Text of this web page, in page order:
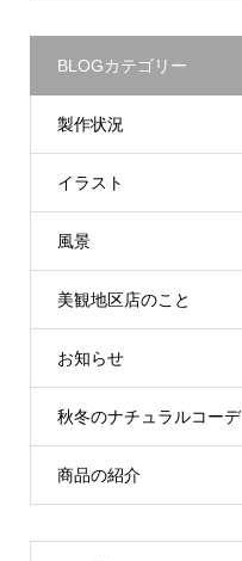
BLOGカテゴリー
製作状況
イラスト
風景
美観地区店のこと
お知らせ
秋冬のナチュラルコーデ
商品の紹介